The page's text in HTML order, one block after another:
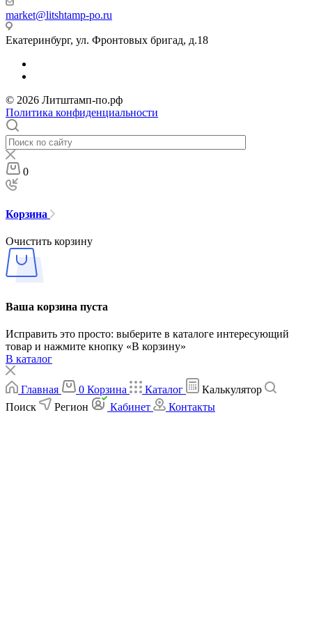
market@litshtamp-po.ru
Екатеринбург, ул. Фронтовых бригад, д.18
© 2026 Литштамп-по.рф
Политика конфиденциальности
0
Корзина
Очистить корзину
Ваша корзина пуста
Исправить это просто: выберите в каталоге интересующий
товар и нажмите кнопку «В корзину»
В каталог
Главная 0 Корзина Каталог
Калькулятор
Поиск
Регион Кабинет Контакты